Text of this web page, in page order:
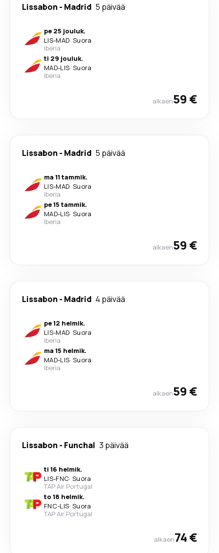
Lissabon - Madrid 5 päivää
pe 25 jouluk.
LIS-MAD· Suora
Iberia
ti 29 jouluk.
MAD-LIS· Suora
Iberia
alkaen59 €
Lissabon - Madrid 5 päivää
ma 11 tammik.
LIS-MAD· Suora
Iberia
pe 15 tammik.
MAD-LIS· Suora
Iberia
alkaen59 €
Lissabon - Madrid 4 päivää
pe 12 helmik.
LIS-MAD· Suora
Iberia
ma 15 helmik.
MAD-LIS· Suora
Iberia
alkaen59 €
Lissabon - Funchal 3 päivää
ti 16 helmik.
LIS-FNC· Suora
TAP Air Portugal
to 18 helmik.
FNC-LIS· Suora
TAP Air Portugal
alkaen74 €